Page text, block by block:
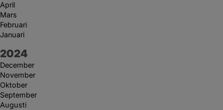
April
Mars
Februari
Januari
År:
2024
December
November
Oktober
September
Augusti